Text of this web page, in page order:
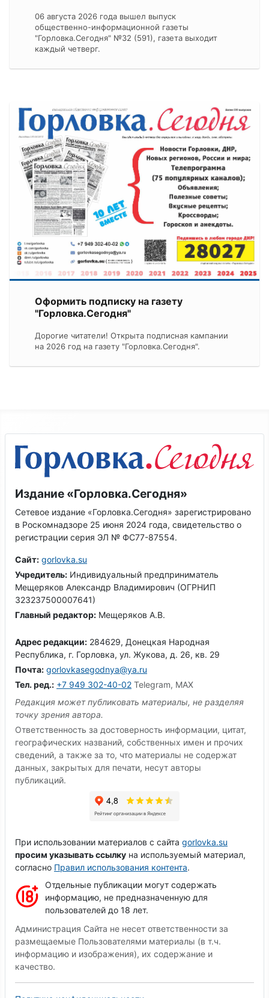
06 августа 2026 года вышел выпуск
общественно-информационной газеты
"Горловка.Сегодня" №32 (591), газета выходит
каждый четверг.
Оформить подписку на газету
"Горловка.Сегодня"
Дорогие читатели! Открыта подписная кампании
на 2026 год на газету "Горловка.Сегодня".
Издание «Горловка.Сегодня»
Сетевое издание «Горловка.Сегодня» зарегистрировано
в Роскомнадзоре 25 июня 2024 года, свидетельство о
регистрации серия ЭЛ № ФС77-87554.
Сайт: gorlovka.su
Учредитель: Индивидуальный предприниматель
Мещеряков Александр Владимирович (ОГРНИП
323237500007641)
Главный редактор: Мещеряков А.В.
Адрес редакции: 284629, Донецкая Народная
Республика, г. Горловка, ул. Жукова, д. 26, кв. 29
Почта: gorlovkasegodnya@ya.ru
Тел. ред.: +7 949 302-40-02 Telegram, MAX
Редакция может публиковать материалы, не разделяя
точку зрения автора.
Ответственность за достоверность информации, цитат,
географических названий, собственных имен и прочих
сведений, а также за то, что материалы не содержат
данных, закрытых для печати, несут авторы
публикаций.
При использовании материалов с сайта gorlovka.su
просим указывать ссылку на используемый материал,
согласно Правил использования контента.
Отдельные публикации могут содержать
информацию, не предназначенную для
пользователей до 18 лет.
Администрация Сайта не несет ответственности за
размещаемые Пользователями материалы (в т.ч.
информацию и изображения), их содержание и
качество.